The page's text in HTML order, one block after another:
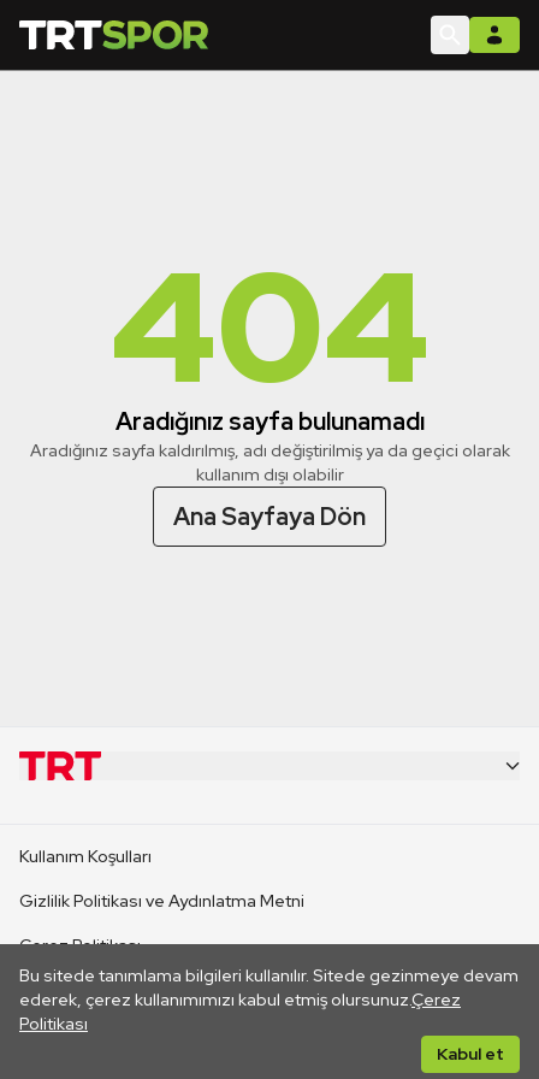
404
Aradığınız sayfa bulunamadı
Aradığınız sayfa kaldırılmış, adı değiştirilmiş ya da geçici olarak
kullanım dışı olabilir
Ana Sayfaya Dön
Bu sitede tanımlama bilgileri kullanılır. Sitede gezinmeye devam
ederek, çerez kullanımımızı kabul etmiş olursunuz.Çerez
Politikası
Kabul et
CANLI YAYINLAR
Kullanım Koşulları
Gizlilik Politikası ve Aydınlatma Metni
Çerez Politikası
İletişim
Her hakkı saklıdır. ©2026 TRT. Bağlantı yoluyla gidilen dış